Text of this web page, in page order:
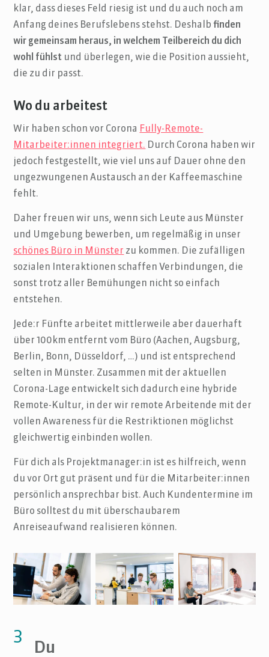
klar, dass dieses Feld riesig ist und du auch noch am
Anfang deines Berufslebens stehst. Deshalb finden
wir gemeinsam heraus, in welchem Teilbereich du dich
wohl fühlst und überlegen, wie die Position aussieht,
die zu dir passt.
Wo du arbeitest
Wir haben schon vor Corona Fully-Remote-
Mitarbeiter:innen integriert. Durch Corona haben wir
jedoch festgestellt, wie viel uns auf Dauer ohne den
ungezwungenen Austausch an der Kaffeemaschine
fehlt.
Daher freuen wir uns, wenn sich Leute aus Münster
und Umgebung bewerben, um regelmäßig in unser
schönes Büro in Münster zu kommen. Die zufälligen
sozialen Interaktionen schaffen Verbindungen, die
sonst trotz aller Bemühungen nicht so einfach
entstehen.
Jede:r Fünfte arbeitet mittlerweile aber dauerhaft
über 100km entfernt vom Büro (Aachen, Augsburg,
Berlin, Bonn, Düsseldorf, …) und ist entsprechend
selten in Münster. Zusammen mit der aktuellen
Corona-Lage entwickelt sich dadurch eine hybride
Remote-Kultur, in der wir remote Arbeitende mit der
vollen Awareness für die Restriktionen möglichst
gleichwertig einbinden wollen.
Für dich als Projektmanager:in ist es hilfreich, wenn
du vor Ort gut präsent und für die Mitarbeiter:innen
persönlich ansprechbar bist. Auch Kundentermine im
Büro solltest du mit überschaubarem
Anreiseaufwand realisieren können.
3
Du